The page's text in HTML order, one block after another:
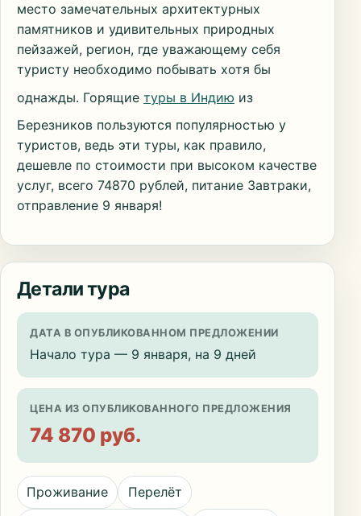
место замечательных архитектурных
памятников и удивительных природных
пейзажей, регион, где уважающему себя
туристу необходимо побывать хотя бы
однажды. Горящие туры в Индию из
Березников пользуются популярностью у
туристов, ведь эти туры, как правило,
дешевле по стоимости при высоком качестве
услуг, всего 74870 рублей, питание Завтраки,
отправление 9 января!
Детали тура
ДАТА В ОПУБЛИКОВАННОМ ПРЕДЛОЖЕНИИ
Начало тура — 9 января, на 9 дней
ЦЕНА ИЗ ОПУБЛИКОВАННОГО ПРЕДЛОЖЕНИЯ
74 870 руб.
Проживание Перелёт